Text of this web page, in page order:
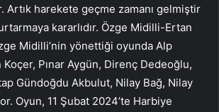
Artık harekete geçme zamanı gelmiştir
kararlıdır. Özge Midilli-Ertan
Midilli’nin yönettiği oyunda Alp
Koçer, Pınar Aygün, Direnç Dedeoğlu,
Gündoğdu Akbulut, Nilay Bağ, Nilay
Oyun, 11 Şubat 2024’te Harbiye